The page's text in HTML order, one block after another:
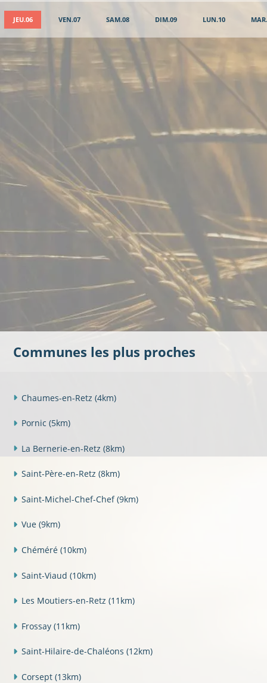
JEU.06 VEN.07 SAM.08 DIM.09 LUN.10
Communes les plus proches
Chaumes-en-Retz (4km)
Pornic (5km)
La Bernerie-en-Retz (8km)
Saint-Père-en-Retz (8km)
Saint-Michel-Chef-Chef(9km)
Vue (9km)
Chéméré (10km)
Saint-Viaud (10km)
Les Moutiers-en-Retz (11km)
Frossay (11km)
Saint-Hilaire-de-Chaléons (12km)
Corsept (13km)